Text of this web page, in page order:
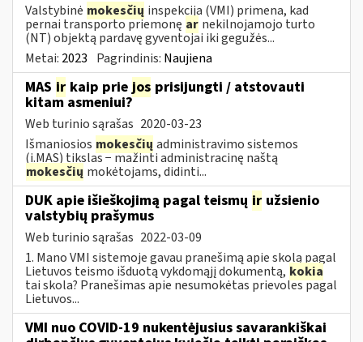
Valstybinė mokesčių inspekcija (VMI) primena, kad
pernai transporto priemonę ar nekilnojamojo turto
(NT) objektą pardavę gyventojai iki gegužės...
Metai: 2023 Pagrindinis: Naujiena
MAS ir kaip prie jos prisijungti / atstovauti
kitam asmeniui?
Web turinio sąrašas 2020-03-23
Išmaniosios mokesčių administravimo sistemos
(i.MAS) tikslas − mažinti administracinę naštą
mokesčių mokėtojams, didinti...
DUK apie išieškojimą pagal teismų ir užsienio
valstybių prašymus
Web turinio sąrašas 2022-03-09
1. Mano VMI sistemoje gavau pranešimą apie skolą pagal
Lietuvos teismo išduotą vykdomąjį dokumentą, kokia
tai skola? Pranešimas apie nesumokėtas prievoles pagal
Lietuvos...
VMI nuo COVID-19 nukentėjusius savarankiškai